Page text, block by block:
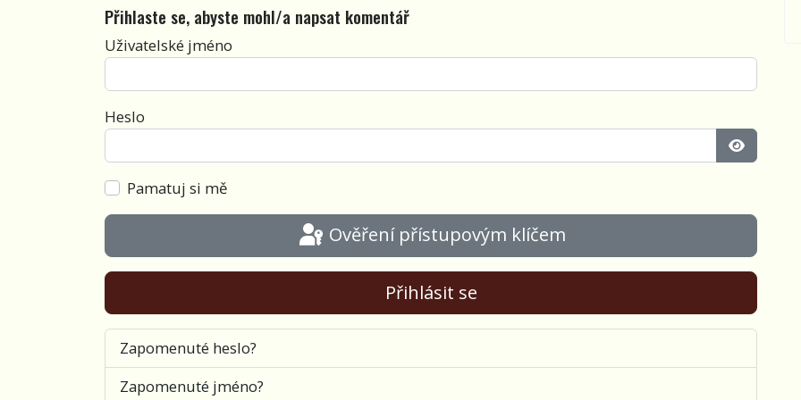
Přihlaste se, abyste mohl/a napsat komentář
Uživatelské jméno
Heslo
Zobrazit
Pamatuj si mě
Ověření přístupovým klíčem
Přihlásit se
Zapomenuté heslo?
Zapomenuté jméno?